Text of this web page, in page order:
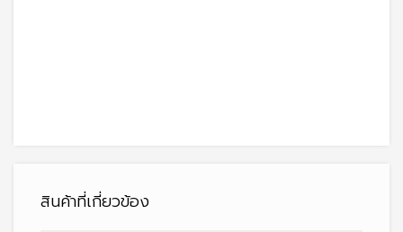
สินค้าที่เกี่ยวข้อง